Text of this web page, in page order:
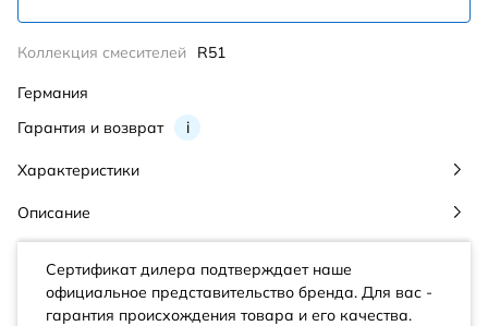
Гарантия и возврат i
Коллекция смесителей R51
Германия
Характеристики
Описание
Сертификат дилера подтверждает наше
официальное представительство бренда. Для вас -
гарантия происхождения товара и его качества.